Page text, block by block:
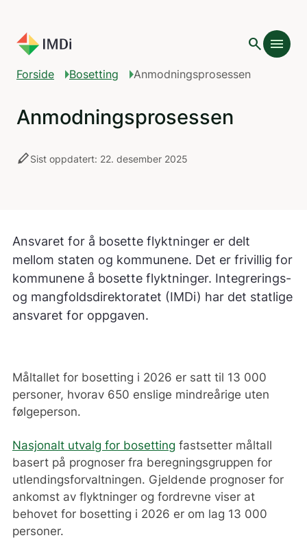
search menu
Forside Bosetting Anmodningsprosessen
Anmodningsprosessen
stylusSist oppdatert: 22. desember 2025
Ansvaret for å bosette flyktninger er delt
mellom staten og kommunene. Det er frivillig for
kommunene å bosette flyktninger. Integrerings-
og mangfoldsdirektoratet (IMDi) har det statlige
ansvaret for oppgaven.
add
Måltallet for bosetting i 2026 er satt til 13 000
personer, hvorav 650 enslige mindreårige uten
følgeperson.
Nasjonalt utvalg for bosetting fastsetter måltall
basert på prognoser fra beregningsgruppen for
utlendingsforvaltningen. Gjeldende prognoser for
ankomst av flyktninger og fordrevne viser at
behovet for bosetting i 2026 er om lag 13 000
personer.